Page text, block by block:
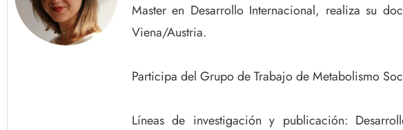
Master en Desarrollo Internacional, realiza su
Viena/Austria.
Participa del Grupo de Trabajo de Metabolismo
Líneas de investigación y publicación: